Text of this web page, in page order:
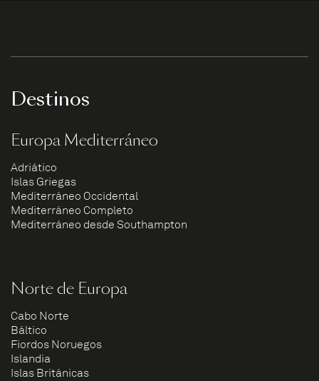
Destinos
Europa Mediterráneo
Adriático
Islas Griegas
Mediterráneo Occidental
Mediterráneo Completo
Mediterráneo desde Southampton
Norte de Europa
Cabo Norte
Báltico
Fiordos Noruegos
Islandia
Islas Británicas